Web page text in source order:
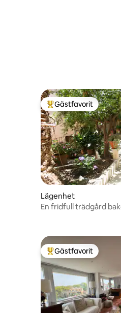
Populär gästfavorit
Gästfavorit
Lägenhet
En fridfull trädgård
Populär gästfavorit
Gästfavorit